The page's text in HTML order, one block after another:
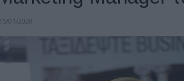
15/01/2020